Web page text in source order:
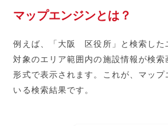
マップエンジンとは？
例えば、「大阪 区役所」と検索した
対象のエリア範囲内の施設情報が検
形式で表示されます。これが、マップ
いる検索結果です。